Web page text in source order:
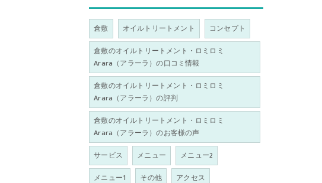
倉敷 オイルトリートメント
コンセプト
倉敷のオイルトリートメント・ロミロミ
Arara（アラーラ）の口コミ情報
倉敷のオイルトリートメント・ロミロミ
Arara（アラーラ）の評判
倉敷のオイルトリートメント・ロミロミ
Arara（アラーラ）のお客様の声
サービス
メニュー
メニュー2
メニュー1
その他
アクセス